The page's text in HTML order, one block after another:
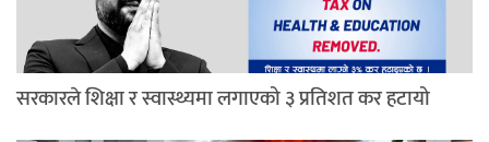
सरकारले शिक्षा र स्वास्थ्यमा लगाएको ३ प्रतिशत कर हटायो